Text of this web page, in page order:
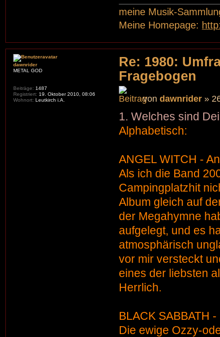
meine Musik-
Meine Homepage:
Re: 1980:
Fragebogen
vondawnrider »
1. Welches sind
Alphabetisch:
ANGEL WITCH -
Als ich die Band
Campingplatzhit
Album gleich auf
der Megahymne
aufgelegt, und es
atmosphärisch
vor mir versteckt
eines der liebsten
Herrlich.
BLACK SABBATH
Die ewige Ozzy-
dawnrider
METAL GOD
Beiträge: 1487
Registriert: 19. Oktober 2010, 08:06
Wohnort: Leutkirch i.A.